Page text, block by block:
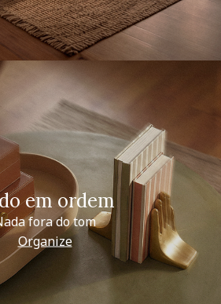
em ordem
fora do tom
Organize